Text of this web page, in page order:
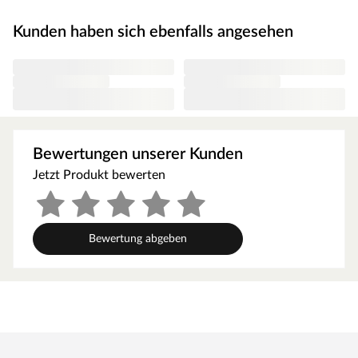
Ausstattung/Lieferumfang
bereits enthalten, die mit wenigen Handgriffen am Podest
montiert werden kann. Zudem lässt sich die Rutsche in
eine Wasserrutsche verwandeln. Hierfür befindet sich an
der Unterseite der Rutsche ein Gartenschlauchanschluss,
der einmalig mit einem Bohrloch hergestellt werden kann.
Kunden haben sich ebenfalls angesehen
Bewertungen unserer Kunden
Jetzt Produkt bewerten
Bewertung abgeben